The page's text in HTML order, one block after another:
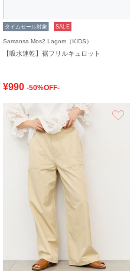
タイムセール対象 SALE
Samansa Mos2 Lagom（KIDS）
【吸水速乾】裾フリルキュロット
¥990 -50%OFF-